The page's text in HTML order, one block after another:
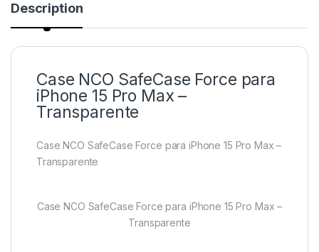
Description
Case NCO SafeCase Force para
iPhone 15 Pro Max –
Transparente
Case NCO SafeCase Force para iPhone 15 Pro Max –
Transparente
Case NCO SafeCase Force para iPhone 15 Pro Max –
Transparente